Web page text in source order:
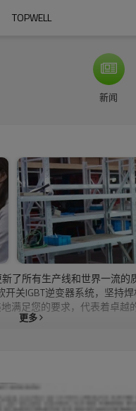
TOPWELL
新闻
了所有生产线和世界一
关IGBT逆变器系统，坚
足您的要求，代表着卓越
更多